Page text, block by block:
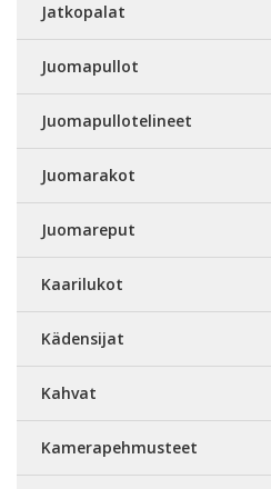
Jatkopalat
Juomapullot
Juomapullotelineet
Juomarakot
Juomareput
Kaarilukot
Kädensijat
Kahvat
Kamerapehmusteet